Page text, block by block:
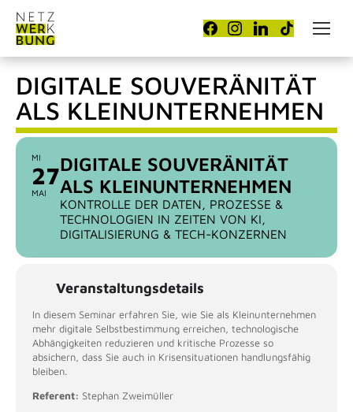
DIGITALE SOUVERÄNITÄT
ALS KLEINUNTERNEHMEN
MI
27
MAI
DIGITALE SOUVERÄNITÄT
ALS KLEINUNTERNEHMEN
KONTROLLE DER DATEN, PROZESSE &
TECHNOLOGIEN IN ZEITEN VON KI,
DIGITALISIERUNG & TECH-KONZERNEN
Veranstaltungsdetails
In diesem Seminar erfahren Sie, wie Sie als Kleinunternehmen
mehr digitale Selbstbestimmung erreichen, technologische
Abhängigkeiten reduzieren und kritische Prozesse so
absichern, dass Sie auch in Krisensituationen handlungsfähig
bleiben.
Referent: Stephan Zweimüller